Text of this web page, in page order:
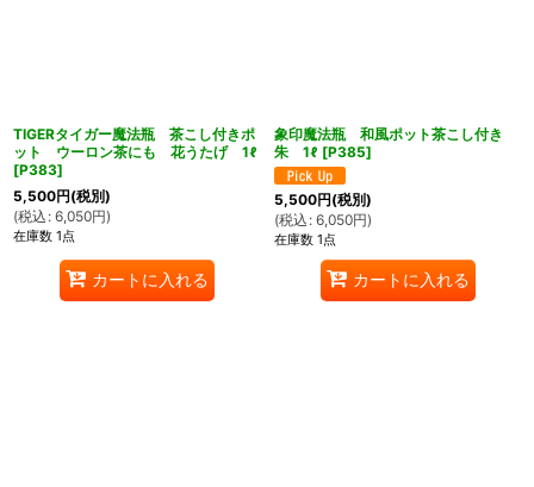
TIGERタイガー魔法瓶 茶こし付きポ
ット ウーロン茶にも 花うたげ 1ℓ
[P383]
5,500円(税別)
(税込 : 6,050円)
在庫数 1点
カートに入れる
象印魔法瓶 和風ポット茶こし付き
朱 1ℓ [P385]
5,500円(税別)
(税込 : 6,050円)
在庫数 1点
カートに入れる